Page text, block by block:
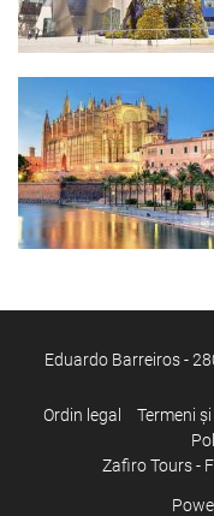
Eduardo Barreiros -
Ordin legal Termeni
Zafiro Tours -